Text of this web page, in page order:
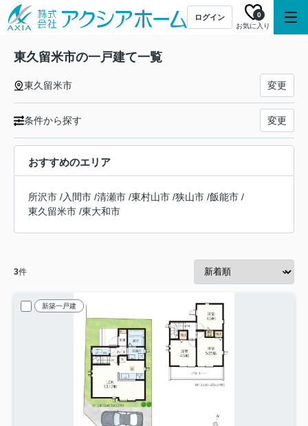
ログイン
お気に入り
0
東久留米市の一戸建て一覧
東久留米市 変更
条件から探す 変更
おすすめのエリア
所沢市 /入間市 /清瀬市 /東村山市 /狭山市 /飯能市 /
東久留米市 /東大和市
3件
新築一戸建